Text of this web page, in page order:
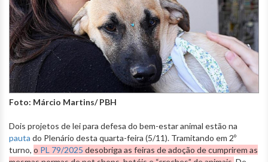
Foto: Márcio Martins/ PBH
Dois projetos de lei para defesa do bem-estar animal estão na
pauta do Plenário desta quarta-feira (5/11). Tramitando em 2º
turno, o PL 79/2025 desobriga as feiras de adoção de cumprirem as